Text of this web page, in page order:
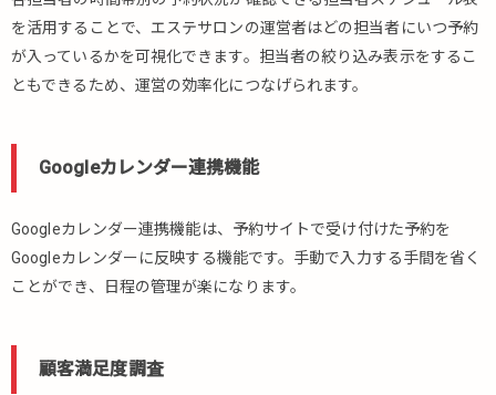
を活用することで、エステサロンの運営者はどの担当者にいつ予約
が入っているかを可視化できます。担当者の絞り込み表示をするこ
ともできるため、運営の効率化につなげられます。
Googleカレンダー連携機能
Googleカレンダー連携機能は、予約サイトで受け付けた予約を
Googleカレンダーに反映する機能です。手動で入力する手間を省く
ことができ、日程の管理が楽になります。
顧客満足度調査